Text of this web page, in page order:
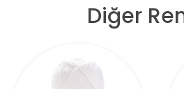
Diğer